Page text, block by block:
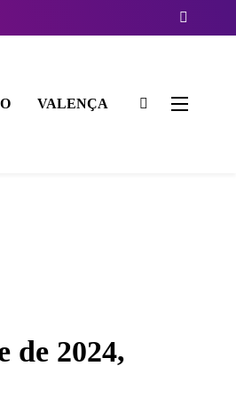
VALENÇA
de 2024,